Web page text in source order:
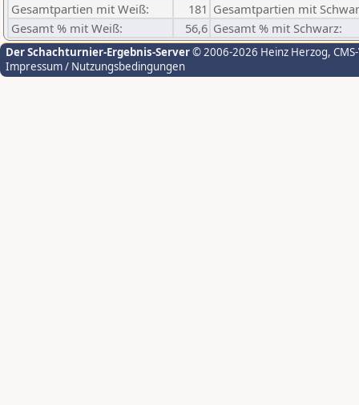
Gesamtpartien mit Weiß:
181 Gesamtpartien mit
Gesamt % mit Weiß:
56,6 Gesamt % mit Schwarz:
Der Schachturnier-Ergebnis-Server© 2006-2026 Heinz Herzog,
Impressum / Nutzungsbedingungen